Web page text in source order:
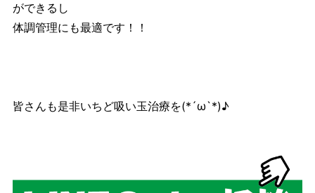
ができるし
体調管理にも最適です！！
皆さんも是非いちど吸い玉治療を(*´ω`*)♪